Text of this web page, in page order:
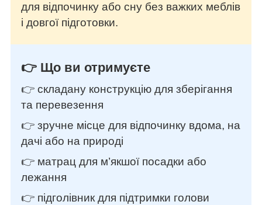
для відпочинку або сну без важких меблів
і довгої підготовки.
👉 Що ви отримуєте
👉 складану конструкцію для зберігання
та перевезення
👉 зручне місце для відпочинку вдома, на
дачі або на природі
👉 матрац для м’якшої посадки або
лежання
👉 підголівник для підтримки голови